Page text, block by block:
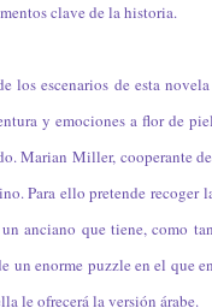
clave de la historia.
los escenarios de esta
y emociones a flor de
Marian Miller, cooperante
Para ello pretende recoger
anciano que tiene, como
un enorme puzzle en el que
le ofrecerá la versión árabe.